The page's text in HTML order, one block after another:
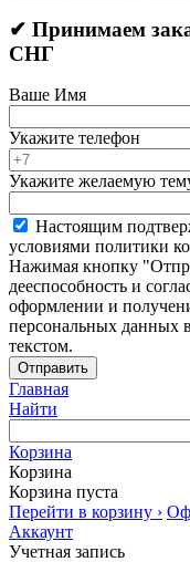
✔ Принимаем
СНГ
Ваше Имя
Укажите телефон
Укажите желаемую
Настоящим
условиями политики
Нажимая кнопку
дееспособность и
оформлении и
персональных данных
текстом.
Отправить
Главная
Найти
Корзина
Корзина
Корзина пуста
Перейти в корзину ›
Аккаунт
Учетная запись